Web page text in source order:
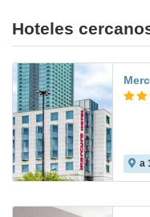
Hoteles
a